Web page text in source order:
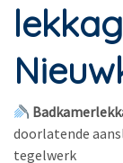
doorlatende
tegelwerk